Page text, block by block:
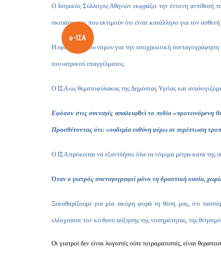
O Iατρικός Σύλλογος Αθηνών εκφράζει την έντονη αντίθεσή
σκευάσματος που εκτιμούν ότι είναι κατάλληλο για τον
Η εφαρμογή του νόμου για την υποχρεωτική συνταγογράφηση
του ιατρικού επαγγέλματος.
Ο ΙΣΑ ως θεματοφύλακας της Δημόσιας Υγείας και
Εφόσον στις συνταγές απαλειφθείτο πεδίο «προτεινόμενη
Προσθέτοντας ότι: «ουδεμία ευθύνη φέρω σε περίπτωση
Ο ΙΣΑ πρόκειται να εξαντλήσει όλα τα νόμιμα μέτρα κατά
Όταν ο γιατρός συνταγογραφεί μόνο τη δραστική ουσία,
Ξεκαθαρίζουμε για μία ακόμη φορά τη θέση μας, ότι
ελλοχεύουν τον κίνδυνο αύξησης της νοσηρότητας, της
Οι γιατροί δεν είναι λογιστές ούτε πειραματιστές, είναι